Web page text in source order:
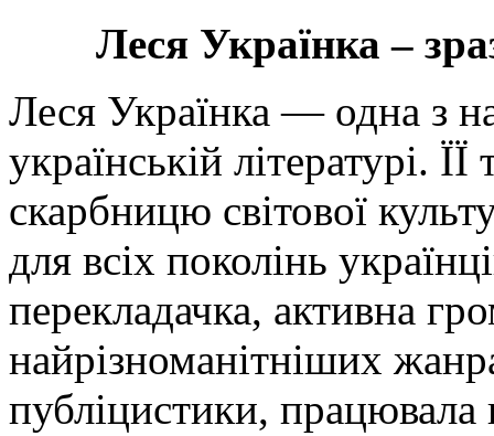
Леся Українка –
Леся Українка — одна з
українській літературі.
скарбницю світової
для всіх поколінь
перекладачка, активна
найрізноманітніших
публіцистики, працювала